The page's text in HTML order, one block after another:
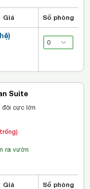
Giá Số phòng
Suite
đôi cực lớn
ra vườn
Giá Số phòng